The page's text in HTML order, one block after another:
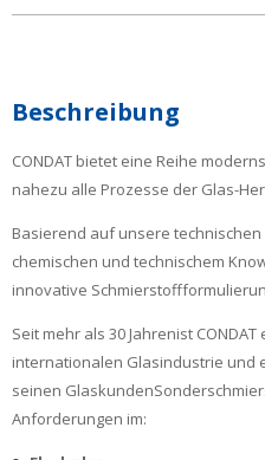
Beschreibung
CONDAT bietet eine Reihe
nahezu alle Prozesse der Glas-
Basierend auf unsere
chemischen und technischem
innovative
Seit mehr als 30 Jahrenist
internationalen Glasindustrie und
seinen
Anforderungen im: